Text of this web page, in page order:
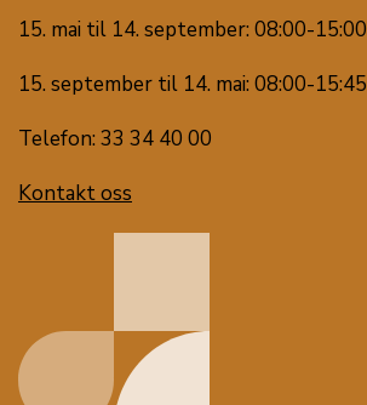
15. mai til 14. september: 08:00-15:00
15. september til 14. mai: 08:00-15:45
Telefon: 33 34 40 00
Kontakt oss